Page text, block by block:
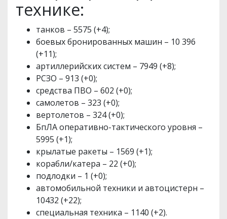
технике:
танков – 5575 (+4);
боевых бронированных машин – 10 396
(+11);
артиллерийских систем – 7949 (+8);
РСЗО – 913 (+0);
средства ПВО – 602 (+0);
самолетов – 323 (+0);
вертолетов – 324 (+0);
БпЛА оперативно-тактического уровня –
5995 (+1);
крылатые ракеты – 1569 (+1);
корабли/катера – 22 (+0);
подлодки – 1 (+0);
автомобильной техники и автоцистерн –
10432 (+22);
специальная техника – 1140 (+2).